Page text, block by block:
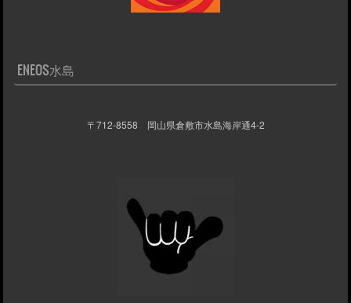
ENEOS水島
〒712-8558 岡山県倉敷市水島海岸通4-2